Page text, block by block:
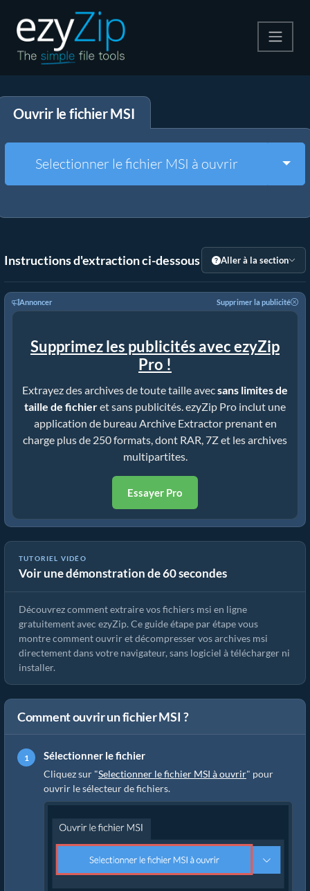
Décompresser
Autres outils
Ouvrir le fichier MSI
Selectionner le fichier MSI à ouvrir
Instructions d'extraction ci-dessous Aller à la section
Annoncer Supprimer la publicité
Supprimez les publicités avec ezyZip
Pro !
Extrayez des archives de toute taille avecsans limites de
taille de fichieret sans publicités. ezyZip Pro inclut une
application de bureau Archive Extractor prenant en
charge plus de 250 formats, dont RAR, 7Z et les archives
multipartites.
Essayer Pro
TUTORIEL VIDÉO
Voir une démonstration de 60 secondes
Comment extraire des fichiers msi en ligne avec ezyZip (gratuit,
sans installation)
Découvrez comment extraire vos fichiers msi en ligne
gratuitement avec ezyZip. Ce guide étape par étape vous
montre comment ouvrir et décompresser vos archives msi
directement dans votre navigateur, sans logiciel à télécharger ni
installer.
Comment ouvrir un fichier MSI ?
Sélectionner le fichier
Cliquez sur "Selectionner le fichier MSI à ouvrir" pour
ouvrir le sélecteur de fichiers.